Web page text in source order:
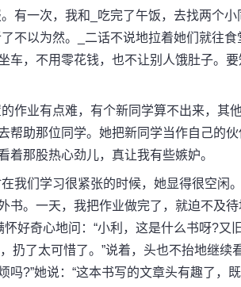
一次，我和_吃完了午饭，去找两个小
不以为然。_二话不说地拉着她们就往
车，不用零花钱，也不让别人饿肚子。
业有点难，有个新同学算不出来，其他
帮助那位同学。她把新同学当作自己的
着那股热心劲儿，真让我有些嫉妒。
们学习很紧张的时候，她显得很空闲
书。一天，我把作业做完了，就迫不及
怀好奇心地问：“小利，这是什么书呀?又
扔了太可惜了。”说着，头也不抬地继续
吗?”她说：“这本书写的文章头有趣了，